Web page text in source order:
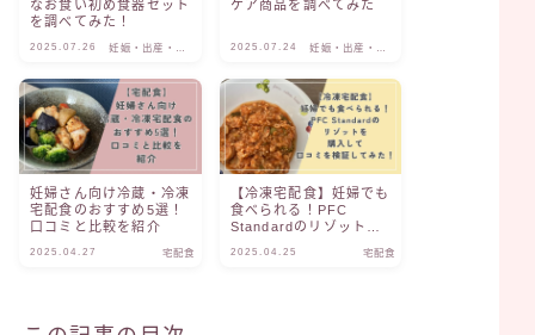
なお食い初め食器セット
を調べてみた！
2025.07.26
妊娠・出産・子
ケア商品を調べてみた
2025.07.24
妊娠・出産・子
妊婦さん向け冷蔵・冷凍
宅配食のおすすめ5選！
口コミと比較を紹介
2025.04.27 宅配食
【冷凍宅配食】妊婦でも
食べられる！PFC
Standardのリゾットを
てみた！
2025.04.25 宅配食